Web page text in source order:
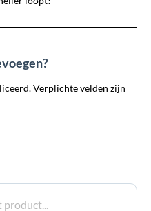
Verplichte velden zijn